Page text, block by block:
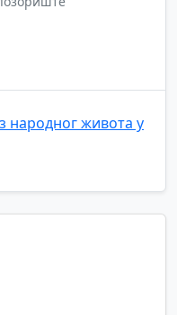
народног живота у